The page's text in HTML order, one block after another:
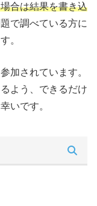
合は結果を書き込
で調べている方に
。
加されています。
よう、できるだけ
いです。